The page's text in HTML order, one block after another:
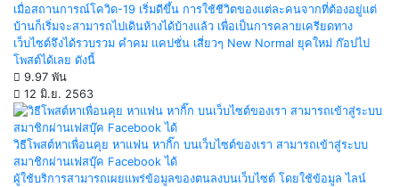
เมื่อสถานการณ์โควิด-19 เริ่มดีขึ้น การใช้ชีวิตของแต่ละคนจากที่ต้องอยู่แต่
บ้านก็เริ่มจะสามารถไปเดินห้างได้บ้างแล้ว เพื่อเป็นการคลายเครียดทาง
เว็บไซต์จึงได้รวบรวม คำคม แคปชั่น เสี่ยวๆ New Normal ยุคใหม่ ก๊อปไป
โพสต์ได้เลย ดังนี้
9.97 พัน
12 มิ.ย. 2563
วิธีโพสต์หาเพื่อนคุย หาแฟน หากิ๊ก บนเว็บไซต์ของเรา สามารถเข้าสู่ระบบ
สมาชิกผ่านเฟสบุ๊ค Facebook ได้
ผู้ใช้บริการสามารถเผยแพร่ข้อมูลของตนลงบนเว็บไซต์ โดยใช้ข้อมูล ไลน์